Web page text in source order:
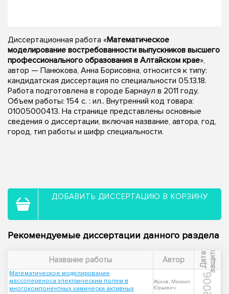
Диссертационная работа «Математическое
моделирование востребованности выпускников высшего
профессионального образования в Алтайском крае»,
автор — Панюкова, Анна Борисовна, относится к типу:
кандидатская диссертация по специальности 05.13.18.
Работа подготовлена в городе Барнаул в 2011 году.
Объем работы: 154 с. : ил.. Внутренний код товара:
01005000413. На странице представлены основные
сведения о диссертации, включая название, автора, год,
город, тип работы и шифр специальности.
ДОБАВИТЬ ДИССЕРТАЦИЮ В КОРЗИНУ
Рекомендуемые диссертации данного раздела
Название работы Автор Д
а
т
а
з
а
щ
и
т ы
Математическое моделирование
массопереноса электрическим полем в
многокомпонентных химически активных
Жуков, Михаил
Юрьевич
2006